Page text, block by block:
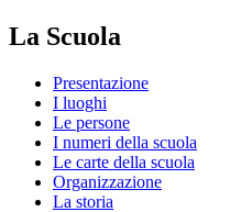
La Scuola
Presentazione
I luoghi
Le persone
I numeri della scuola
Le carte della scuola
Organizzazione
La storia